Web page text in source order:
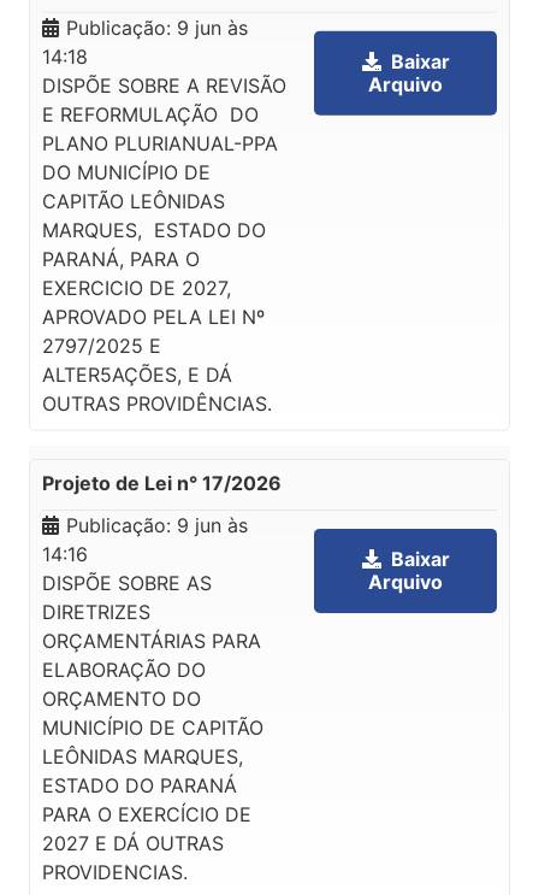
Publicação: 9 jun às
14:18
DISPÕE SOBRE A REVISÃO
E REFORMULAÇÃO DO
PLANO PLURIANUAL-PPA
DO MUNICÍPIO DE
CAPITÃO LEÔNIDAS
MARQUES, ESTADO DO
PARANÁ, PARA O
EXERCICIO DE 2027,
APROVADO PELA LEI Nº
2797/2025 E
ALTER5AÇÕES, E DÁ
OUTRAS PROVIDÊNCIAS.
Baixar
Arquivo
Projeto de Lei n° 17/2026
Publicação: 9 jun às
14:16
DISPÕE SOBRE AS
DIRETRIZES
ORÇAMENTÁRIAS PARA
ELABORAÇÃO DO
ORÇAMENTO DO
MUNICÍPIO DE CAPITÃO
LEÔNIDAS MARQUES,
ESTADO DO PARANÁ
PARA O EXERCÍCIO DE
2027 E DÁ OUTRAS
PROVIDENCIAS.
Baixar
Arquivo